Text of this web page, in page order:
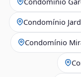
Condomínio
Condomínio